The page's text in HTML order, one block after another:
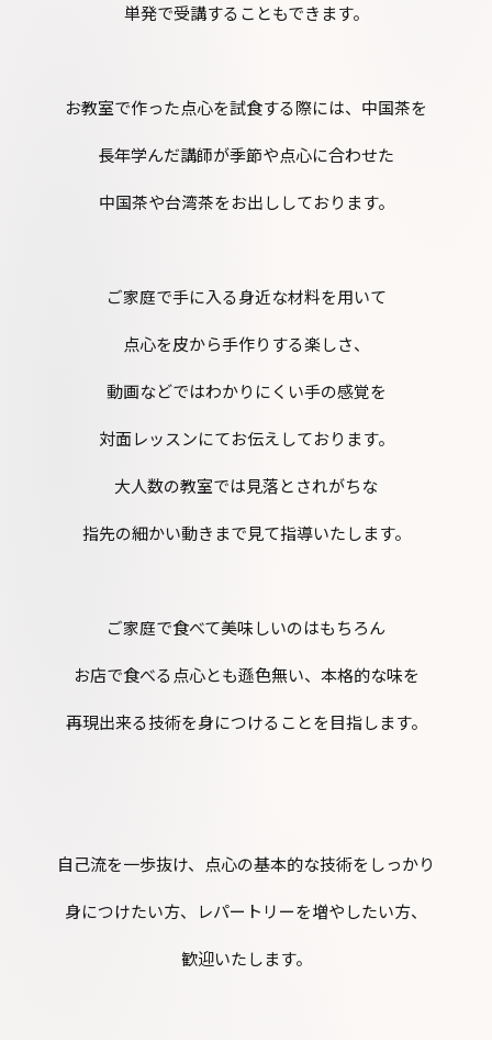
単発で受講することもできます。
お教室で作った点心を試食する際には、中国茶を
長年学んだ講師が季節や点心に合わせた
中国茶や台湾茶をお出ししております。
ご家庭で手に入る身近な材料を用いて
点心を皮から手作りする楽しさ、
動画などではわかりにくい手の感覚を
対面レッスンにてお伝えしております。
大人数の教室では見落とされがちな
指先の細かい動きまで見て指導いたします。
ご家庭で食べて美味しいのはもちろん
お店で食べる点心とも遜色無い、本格的な味を
再現出来る技術を身につけることを目指します。
自己流を一歩抜け、点心の基本的な技術をしっかり
身につけたい方、レパートリーを増やしたい方、
歓迎いたします。